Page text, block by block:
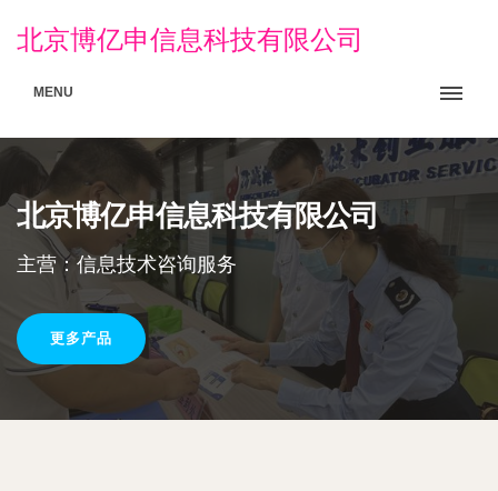
北京博亿申信息科技有限公司
MENU
北京博亿申信息科技有限公司
主营：信息技术咨询服务
更多产品